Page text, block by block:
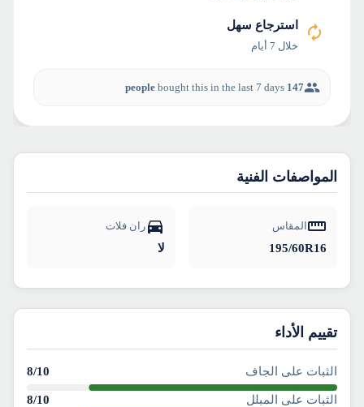
استرجاع سهل
خلال 7 أيام
147 people
bought this in the last 7 days
المواصفات الفنية
المقاس
195/60R16
ران فلات
لا
تقييم الأداء
الثبات على الجاف 8/10
الثبات على المبلل 8/10